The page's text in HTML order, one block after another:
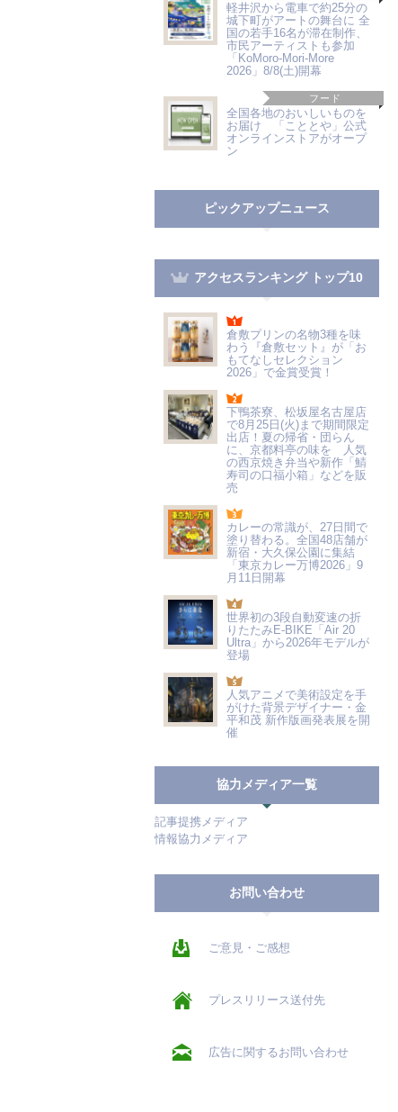
軽井沢から電車で約25分の
城下町がアートの舞台に 全
国の若手16名が滞在制作、
市民アーティストも参加
「KoMoro-Mori-More
2026」8/8(土)開幕
フード
全国各地のおいしいものを
お届け 「こととや」公式
オンラインストアがオープ
ン
ピックアップニュース
アクセスランキング トップ10
倉敷プリンの名物3種を味
わう『倉敷セット』が「お
もてなしセレクション
2026」で金賞受賞！
下鴨茶寮、松坂屋名古屋店
で8月25日(火)まで期間限定
出店！夏の帰省・団らん
に、京都料亭の味を 人気
の西京焼き弁当や新作「鯖
寿司の口福小箱」などを販
売
カレーの常識が、27日間で
塗り替わる。全国48店舗が
新宿・大久保公園に集結
「東京カレー万博2026」9
月11日開幕
世界初の3段自動変速の折
りたたみE-BIKE「Air 20
Ultra」から2026年モデルが
登場
人気アニメで美術設定を手
がけた背景デザイナー・金
平和茂 新作版画発表展を開
催
協力メディア一覧
記事提携メディア
情報協力メディア
お問い合わせ
ご意見・ご感想
プレスリリース送付先
広告に関するお問い合わせ